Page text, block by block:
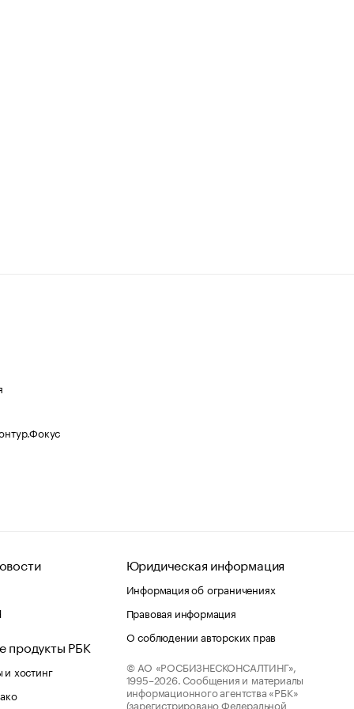
продукты РБК
хостинг
Юридическая информация
Информация об ограничениях
Правовая информация
О соблюдении авторских прав
© АО «РОСБИЗНЕСКОНСАЛТИНГ»,
1995–2026. Сообщения и материалы
информационного агентства «РБК»
(зарегистрировано Федеральной